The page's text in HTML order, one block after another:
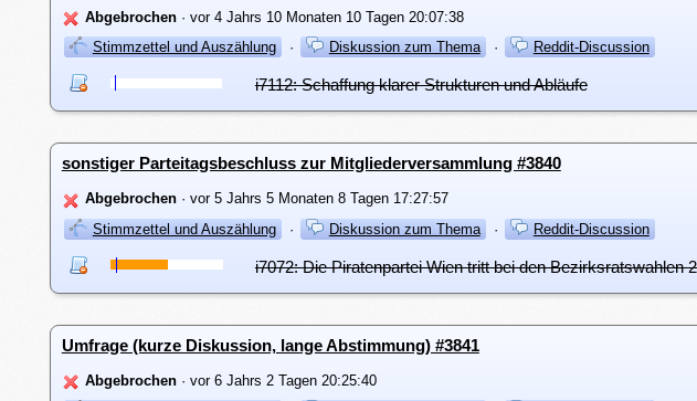
Abgebrochen· vor 4 Jahrs 10 Monaten 10 Tagen 20:07:38
Stimmzettel und Auszählung
· Diskussion zum Thema · Reddit-Discussion
i7112: Schaffung klarer Strukturen und Abläufe
sonstiger Parteitagsbeschluss zur Mitgliederversammlung #3840
Abgebrochen· vor 5 Jahrs 5 Monaten 8 Tagen 17:27:57
Stimmzettel und Auszählung
· Diskussion zum Thema · Reddit-Discussion
i7072: Die Piratenpartei Wien tritt bei den Bezirksratswahlen
Umfrage (kurze Diskussion, lange Abstimmung) #3841
Abgebrochen· vor 6 Jahrs 2 Tagen 20:25:40